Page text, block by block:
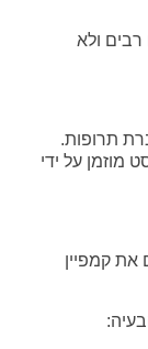
רבים ולא
תרופות.
מוזמן על ידי
קמפיין